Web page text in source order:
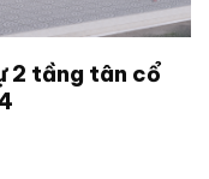
2 tầng tân cổ